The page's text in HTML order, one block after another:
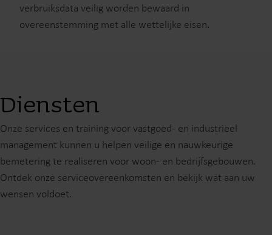
verbruiksdata veilig worden bewaard in
overeenstemming met alle wettelijke eisen.
Diensten
Onze services en training voor vastgoed- en industrieel
management kunnen u helpen veilige en nauwkeurige
bemetering te realiseren voor woon- en bedrijfsgebouwen.
Ontdek onze serviceovereenkomsten en bekijk wat aan uw
wensen voldoet.